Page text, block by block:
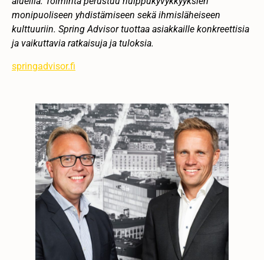
monipuoliseen yhdistämiseen sekä ihmisläheiseen
kulttuuriin. Spring Advisor tuottaa asiakkaille konkreettisia
ja vaikuttavia ratkaisuja ja tuloksia.
springadvisor.fi